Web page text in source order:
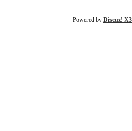
Powered by Discuz!